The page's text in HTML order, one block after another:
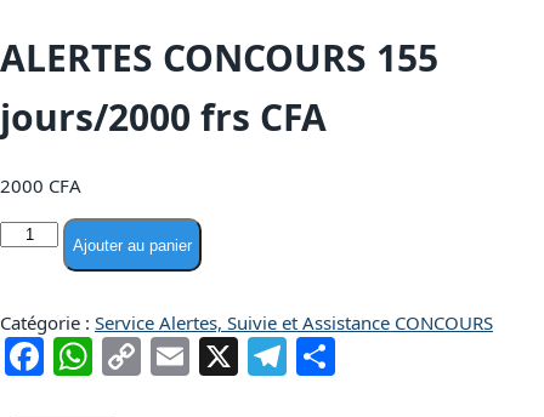
ALERTES CONCOURS 155
jours/2000 frs CFA
2000 CFA
Ajouter au panier
Catégorie : Service Alertes, Suivie et Assistance CONCOURS
Facebook
WhatsApp
CopyEmail
X Telegram